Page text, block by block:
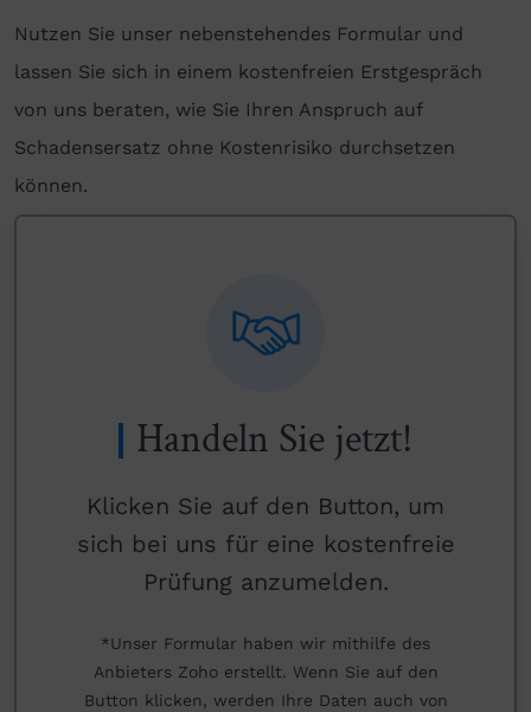
Nutzen Sie unser nebenstehendes Formular und
lassen Sie sich in einem kostenfreien Erstgespräch
von uns beraten, wie Sie Ihren Anspruch auf
Schadensersatz ohne Kostenrisiko durchsetzen
können.
Handeln Sie jetzt!
Klicken Sie auf den Button, um
sich bei uns für eine kostenfreie
Prüfung anzumelden.
*Unser Formular haben wir mithilfe des
Anbieters Zoho erstellt. Wenn Sie auf den
Button klicken, werden Ihre Daten auch von